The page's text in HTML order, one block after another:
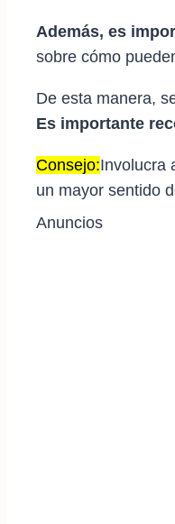
Además, es
sobre cómo
De esta manera,
Es importante
Consejo:Involucra
un mayor sentido
Anuncios